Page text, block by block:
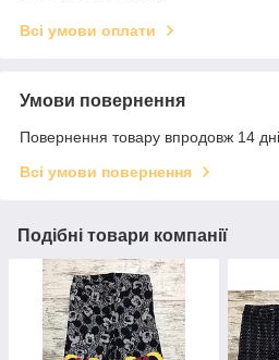
Всі умови оплати
Умови повернення
Повернення товару впродовж 14
Всі умови повернення
Подібні товари компанії